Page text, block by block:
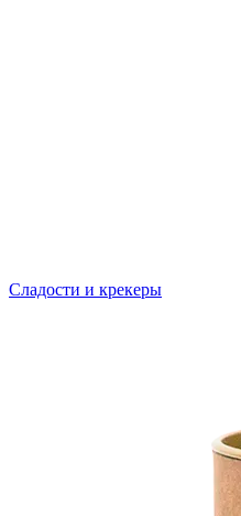
Сладости и крекеры